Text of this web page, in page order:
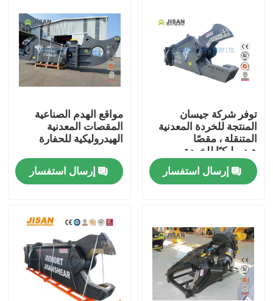
معلومات عنا
جولة في المعمل
اتصل بنا
اطلب اقتباس
حفارة الكسارة الصخور
هيدروليكي روك الكسارة
توفر شركة جيسان
المنتجة للخردة المعدنية
المتنقلة ، مقصًا
هيدروليكيًا للخردة
المعدنية ، وحفارة هدم ،
وقص الفولاذإرسال استفسار
مواقع الهدم الصناعية
المقصات المعدنية
الهيدروليكية للحفارة
إرسال استفسار